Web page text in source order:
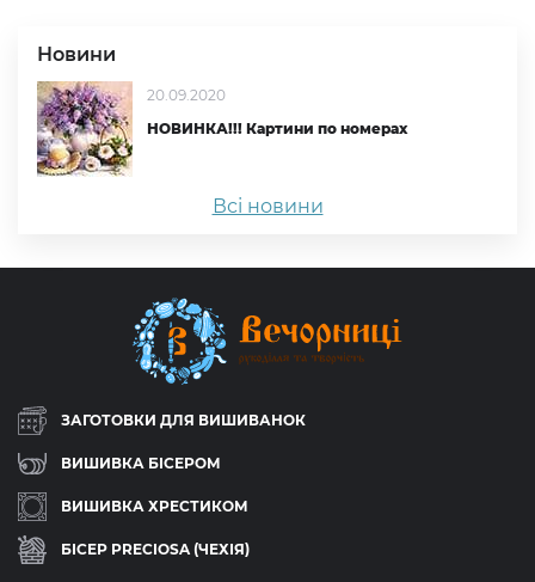
Новини
20.09.2020
НОВИНКА!!! Картини по номерах
Всі новини
ЗАГОТОВКИ ДЛЯ ВИШИВАНОК
ВИШИВКА БІСЕРОМ
ВИШИВКА ХРЕСТИКОМ
БІСЕР PRECIOSA (ЧЕХІЯ)